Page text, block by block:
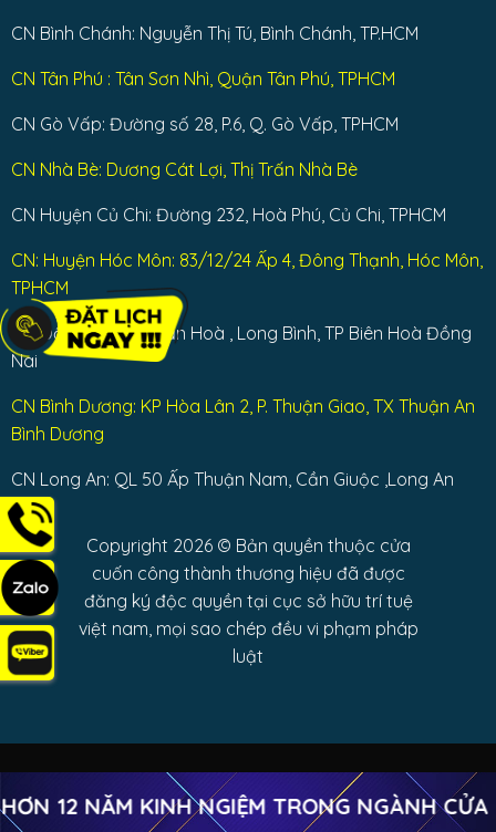
CN Bình Chánh: Nguyễn Thị Tú, Bình Chánh, TP.HCM
CN Tân Phú : Tân Sơn Nhì, Quận Tân Phú, TPHCM
CN Gò Vấp: Đường số 28, P.6, Q. Gò Vấp, TPHCM
CN Nhà Bè: Dương Cát Lợi, Thị Trấn Nhà Bè
CN Huyện Củ Chi: Đường 232, Hoà Phú, Củ Chi, TPHCM
CN: Huyện Hóc Môn: 83/12/24 Ấp 4, Đông Thạnh, Hóc Môn,
TPHCM
CN Đồng Nai: Bùi Văn Hoà , Long Bình, TP Biên Hoà Đồng
Nai
CN Bình Dương: KP Hòa Lân 2, P. Thuận Giao, TX Thuận An
Bình Dương
CN Long An: QL 50 Ấp Thuận Nam, Cần Giuộc ,Long An
Copyright 2026 © Bản quyền thuộc cửa
cuốn công thành thương hiệu đã được
đăng ký độc quyền tại cục sở hữu trí tuệ
việt nam, mọi sao chép đều vi phạm pháp
luật
12 NĂM KINH NGIỆM TRONG NGÀNH CỬA
Copyright 2026 ©Cửa cuốn Công Thành Trường Chinh